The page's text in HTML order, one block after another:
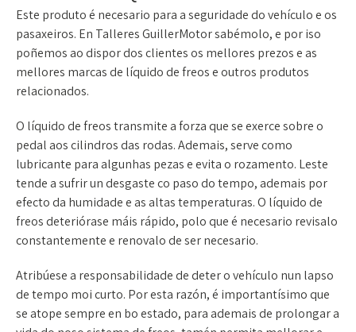
Este produto é necesario para a seguridade do vehículo e os
pasaxeiros. En Talleres GuillerMotor sabémolo, e por iso
poñemos ao dispor dos clientes os mellores prezos e as
mellores marcas de líquido de freos e outros produtos
relacionados.
O líquido de freos transmite a forza que se exerce sobre o
pedal aos cilindros das rodas. Ademais, serve como
lubricante para algunhas pezas e evita o rozamento. Leste
tende a sufrir un desgaste co paso do tempo, ademais por
efecto da humidade e as altas temperaturas. O líquido de
freos deteriórase máis rápido, polo que é necesario revisalo
constantemente e renovalo de ser necesario.
Atribúese a responsabilidade de deter o vehículo nun lapso
de tempo moi curto. Por esta razón, é importantísimo que
se atope sempre en bo estado, para ademais de prolongar a